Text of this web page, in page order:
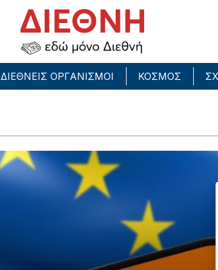
ΔΙΕΘΝΕΙΣ ΟΡΓΑΝΙΣΜΟΙ ΚΟΣΜΟΣ